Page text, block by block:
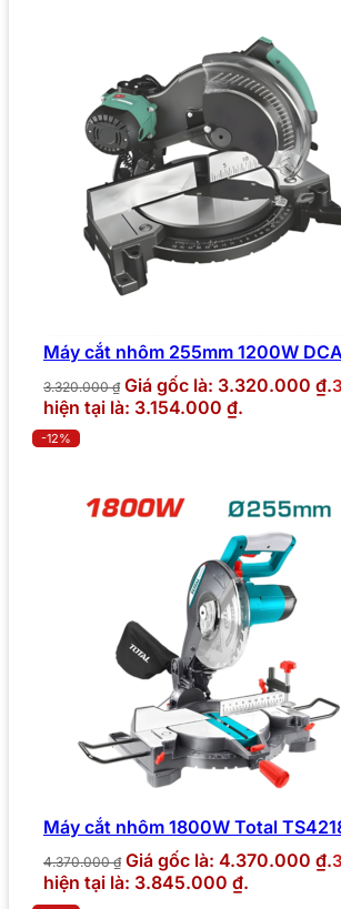
Máy cắt nhôm 255mm 1200W
3.320.000₫ Giá gốc là: 3.320.000 ₫.
hiện tại là: 3.154.000 ₫.
-12%
Máy cắt nhôm 1800W Total
4.370.000₫ Giá gốc là: 4.370.000 ₫.
hiện tại là: 3.845.000 ₫.